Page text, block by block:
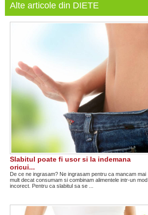
Alte articole din DIETE
Slabitul poate fi usor si la indemana
oricui...
De ce ne ingrasam? Ne ingrasam pentru ca mancam mai
mult decat consumam si combinam alimentele intr-un mod
incorect. Pentru ca slabitul sa se ...